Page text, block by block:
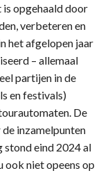
opgehaald door
verbeteren en
het afgelopen jaar
– allemaal
partijen in de
en festivals)
De
inzamelpunten
stond eind 2024 al
ook niet opeens op